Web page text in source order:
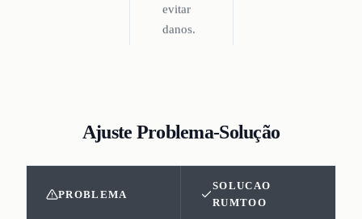
evitar
danos.
Ajuste Problema-Solução
PROBLEMA
SOLUCAO
RUMTOO